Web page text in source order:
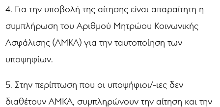
4. Για την υποβολή της αίτησης είναι απαραίτητη η
συμπλήρωση του Αριθμού Μητρώου Κοινωνικής
Ασφάλισης (ΑΜΚΑ) για την ταυτοποίηση των
υποψηφίων.
5. Στην περίπτωση που οι υποψήφιοι/-ιες δεν
διαθέτουν ΑΜΚΑ, συμπληρώνουν την αίτηση και την